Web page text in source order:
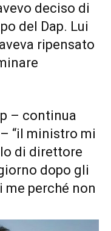
deciso di
del Dap. Lui
ripensato
– continua
“il ministro mi
di direttore
dopo gli
perché non